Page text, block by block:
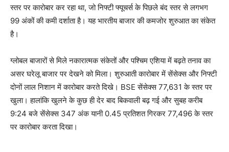
स्तर पर कारोबार कर रहा था, जो निफ्टी फ्यूचर्स के पिछले बंद स्तर से लगभग
99 अंकों की कमी दर्शाता है। यह भारतीय बाजार की कमजोर शुरुआत का संकेत
है।
ग्लोबल बाजारों से मिले नकारात्मक संकेतों और पश्चिम एशिया में बढ़ते तनाव का
असर घरेलू बाजार पर देखने को मिला। शुरुआती कारोबार में सेंसेक्स और निफ्टी
दोनों लाल निशान में कारोबार करते दिखे। BSE सेंसेक्स 77,631 के स्तर पर
खुला। हालांकि खुलने के कुछ ही देर बाद बिकवाली बढ़ गई और सुबह करीब
9:24 बजे सेंसेक्स 347 अंक यानी 0.45 प्रतिशत गिरकर 77,496 के स्तर
पर कारोबार करता दिखा।